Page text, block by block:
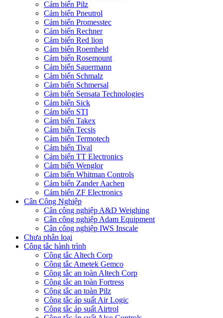
Cảm biến Pilz
Cảm biến Pneutrol
Cảm biến Promesstec
Cảm biến Rechner
Cảm biến Red lion
Cảm biến Roemheld
Cảm biến Rosemount
Cảm biến Sauermann
Cảm biến Schmalz
Cảm biến Schmersal
Cảm biến Sensata Technologies
Cảm biến Sick
Cảm biến STI
Cảm biến Takex
Cảm biến Tecsis
Cảm biến Termotech
Cảm biến Tival
Cảm biến TT Electronics
Cảm biến Wenglor
Cảm biến Whitman Controls
Cảm biến Zander Aachen
Cảm biến ZF Electronics
Cân Công Nghiệp
Cân công nghiệp A&D Weighing
Cân công nghiệp Adam Equipment
Cân công nghiệp IWS Inscale
Chưa phân loại
Công tắc hành trình
Công tắc Altech Corp
Công tắc Ametek Gemco
Công tắc an toàn Altech Corp
Công tắc an toàn Fortress
Công tắc an toàn Pilz
Công tắc áp suất Air Logic
Công tắc áp suất Airtrol